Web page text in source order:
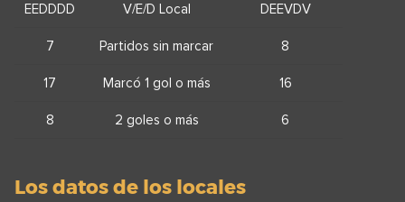
EEDDDD V/E/D Local DEEVDV
7 Partidos sin marcar 8
17 Marcó 1 gol o más 16
8 2 goles o más 6
Los datos de los locales